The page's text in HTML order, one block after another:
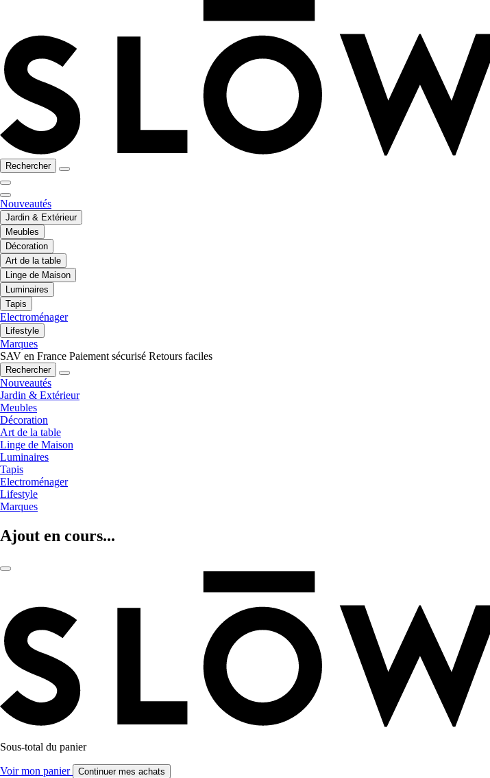
Rechercher
Nouveautés
Jardin & Extérieur
Meubles
Décoration
Art de la table
Linge de Maison
Luminaires
Tapis
Electroménager
Lifestyle
Marques
SAV en France Paiement sécurisé Retours faciles
Rechercher
Nouveautés
Jardin & Extérieur
Meubles
Décoration
Art de la table
Linge de Maison
Luminaires
Tapis
Electroménager
Lifestyle
Marques
Ajout en cours...
Sous-total du panier
Voir mon panier Continuer mes achats